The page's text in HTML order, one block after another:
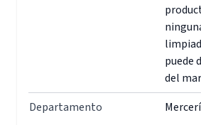
puede
del
Departamento